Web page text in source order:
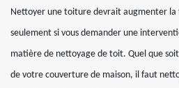
Nettoyer une toiture devrait augmenter la
seulement si vous demander une
matière de nettoyage de toit. Quel que
de votre couverture de maison, il faut